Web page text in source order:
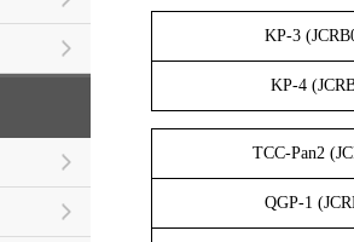
KP-3
KP-4
TCC-Pan2
QGP-1